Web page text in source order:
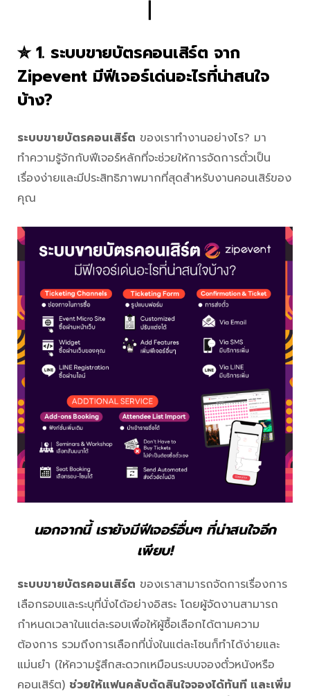
✮ 1. ระบบขายบัตรคอนเสิร์ต จาก
Zipevent มีฟีเจอร์เด่นอะไรที่น่าสนใจ
บ้าง?
ระบบขายบัตรคอนเสิร์ต ของเราทำงานอย่างไร? มา
ทำความรู้จักกับฟีเจอร์หลักที่จะช่วยให้การจัดการตั๋วเป็น
เรื่องง่ายและมีประสิทธิภาพมากที่สุดสำหรับงานคอนเสิร์ของ
คุณ
นอกจากนี้ เรายังมีฟีเจอร์อื่นๆ ที่น่าสนใจอีก
เพียบ!
ระบบขายบัตรคอนเสิร์ต ของเราสามารถจัดการเรื่องการ
เลือกรอบและระบุที่นั่งได้อย่างอิสระ โดยผู้จัดงานสามารถ
กำหนดเวลาในแต่ละรอบเพื่อให้ผู้ซื้อเลือกได้ตามความ
ต้องการ รวมถึงการเลือกที่นั่งในแต่ละโซนก็ทำได้ง่ายและ
แม่นยำ (ให้ความรู้สึกสะดวกเหมือนระบบจองตั๋วหนังหรือ
คอนเสิร์ต) ช่วยให้แฟนคลับตัดสินใจจองได้ทันที และเพิ่ม